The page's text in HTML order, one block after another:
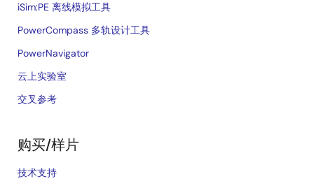
iSim:PE 离线模拟工具
PowerCompass 多轨设计工具
PowerNavigator
云上实验室
交叉参考
购买/样片
技术支持